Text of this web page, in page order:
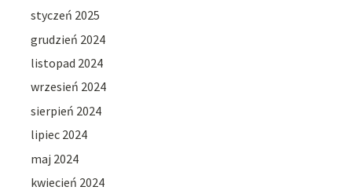
styczeń 2025
grudzień 2024
listopad 2024
wrzesień 2024
sierpień 2024
lipiec 2024
maj 2024
kwiecień 2024